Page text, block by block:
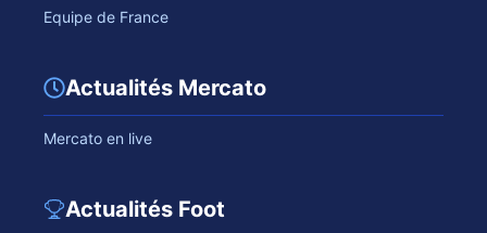
Equipe de France
Actualités Mercato
Mercato en live
Actualités Foot